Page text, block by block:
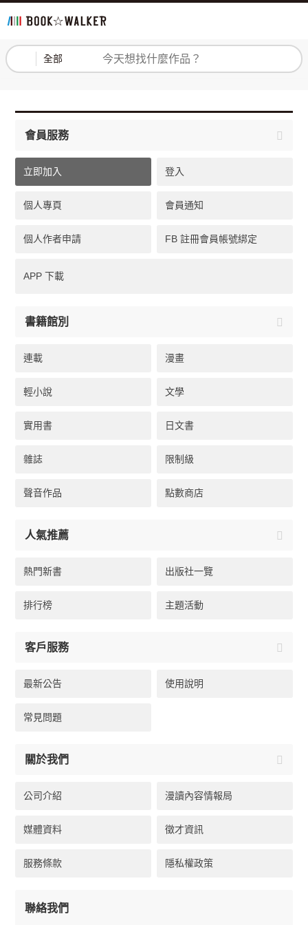
全部 登入 註冊
會員服務
立即加入 登入
個人專頁 會員通知
個人作者申請 FB 註冊會員帳號綁定
APP 下載
書籍館別
連載 漫畫
輕小說 文學
實用書 日文書
雜誌 限制級
聲音作品 點數商店
人氣推薦
熱門新書 出版社一覽
排行榜 主題活動
客戶服務
最新公告 使用說明
常見問題
關於我們
公司介紹 漫讀內容情報局
媒體資料 徵才資訊
服務條款 隱私權政策
聯絡我們